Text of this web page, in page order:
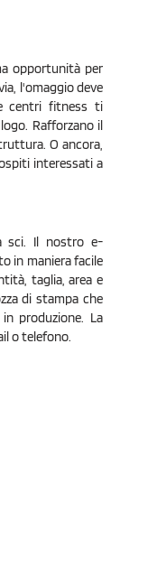
opportunità per
l'omaggio deve
centri fitness ti
Rafforzano il
O ancora,
interessati a
sci. Il nostro e-
in maniera facile
taglia, area e
di stampa che
produzione. La
o telefono.